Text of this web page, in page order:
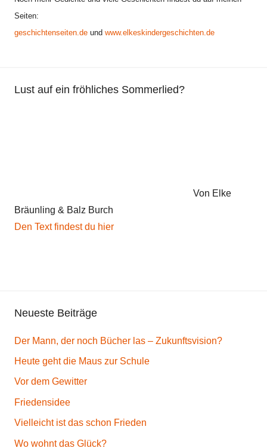
Seiten:
geschichtenseiten.de und www.elkeskindergeschichten.de
Lust auf ein fröhliches Sommerlied?
Von Elke
Bräunling & Balz Burch
Den Text findest du hier
Neueste Beiträge
Der Mann, der noch Bücher las – Zukunftsvision?
Heute geht die Maus zur Schule
Vor dem Gewitter
Friedensidee
Vielleicht ist das schon Frieden
Wo wohnt das Glück?